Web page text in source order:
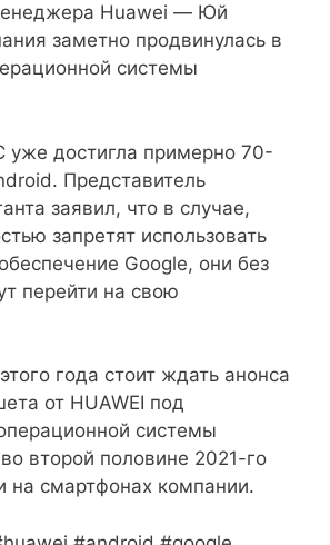
Huawei — Юй
заметно продвинулась в
системы
достигла примерно 70-
Представитель
заявил, что в случае,
запретят использовать
Google, они без
перейти на свою
года стоит ждать анонса
от HUAWEI под
системы
второй половине 2021-го
на смартфонах компании.